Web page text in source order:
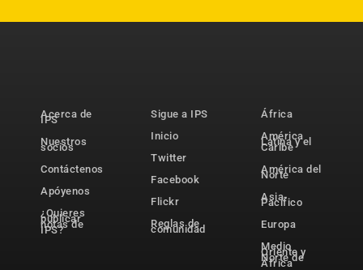
Acerca de
IPS
Nuestros
socios
Contáctenos
Apóyenos
¿Quieres
publicar
notas de
IPS?
Sigue a IPS
Inicio
Twitter
Facebook
Flickr
Reglas de
comunidad
África
América
Latina y el
Caribe
América del
Norte
Asia-
Pacífico
Europa
Medio
Oriente y
Norte de
África